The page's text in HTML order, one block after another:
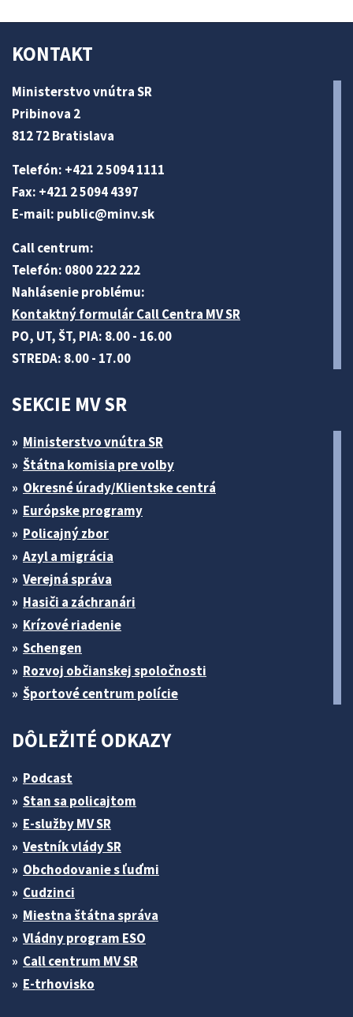
KONTAKT
Ministerstvo vnútra SR
Pribinova 2
812 72 Bratislava
Telefón: +421 2 5094 1111
Fax: +421 2 5094 4397
E-mail: public@minv.sk
Call centrum:
Telefón: 0800 222 222
Nahlásenie problému:
Kontaktný formulár Call Centra MV SR
PO, UT, ŠT, PIA: 8.00 - 16.00
STREDA: 8.00 - 17.00
SEKCIE MV SR
Ministerstvo vnútra SR
Štátna komisia pre volby
Okresné úrady/Klientske centrá
Európske programy
Policajný zbor
Azyl a migrácia
Verejná správa
Hasiči a záchranári
Krízové riadenie
Schengen
Rozvoj občianskej spoločnosti
Športové centrum polície
DÔLEŽITÉ ODKAZY
Podcast
Stan sa policajtom
E-služby MV SR
Vestník vlády SR
Obchodovanie s ľuďmi
Cudzinci
Miestna štátna správa
Vládny program ESO
Call centrum MV SR
E-trhovisko